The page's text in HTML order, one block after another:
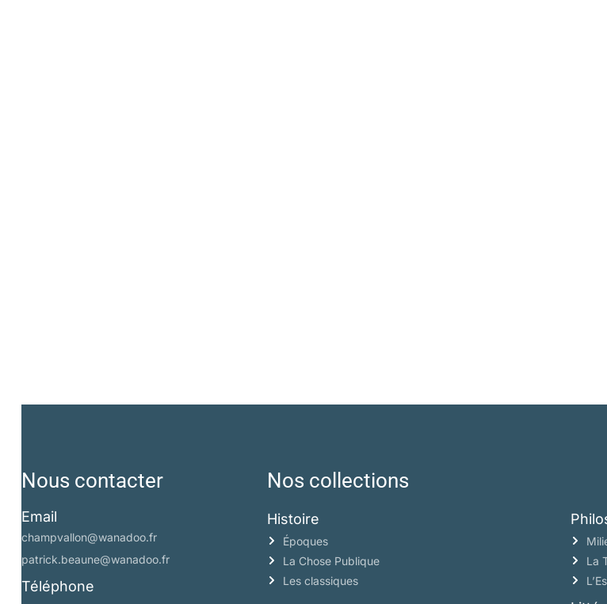
Nous contacter
Email
champvallon@wanadoo.fr
patrick.beaune@wanadoo.fr
Téléphone
Nos collections
Histoire
Époques
La Chose Publique
Les classiques
La